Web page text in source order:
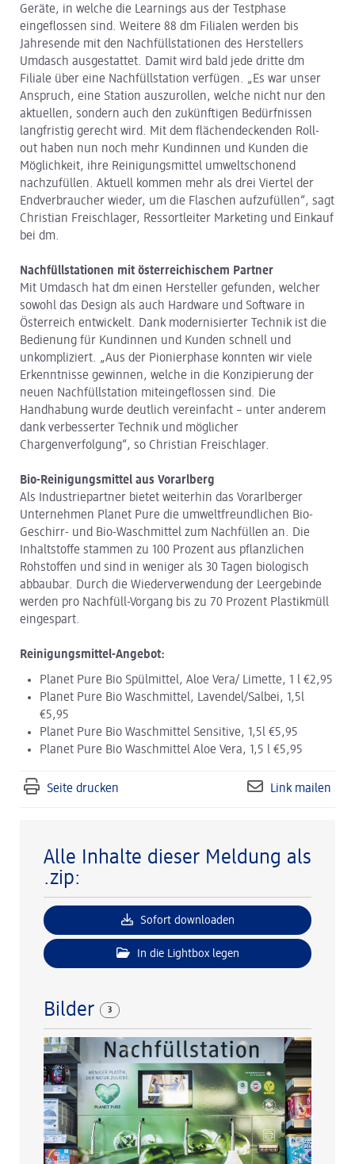
Geräte, in welche die Learnings aus der Testphase
eingeflossen sind. Weitere 88 dm Filialen werden bis
Jahresende mit den Nachfüllstationen des Herstellers
Umdasch ausgestattet. Damit wird bald jede dritte dm
Filiale über eine Nachfüllstation verfügen. „Es war unser
Anspruch, eine Station auszurollen, welche nicht nur den
aktuellen, sondern auch den zukünftigen Bedürfnissen
langfristig gerecht wird. Mit dem flächendeckenden Roll-
out haben nun noch mehr Kundinnen und Kunden die
Möglichkeit, ihre Reinigungsmittel umweltschonend
nachzufüllen. Aktuell kommen mehr als drei Viertel der
Endverbraucher wieder, um die Flaschen aufzufüllen“, sagt
Christian Freischlager, Ressortleiter Marketing und Einkauf
bei dm.
Nachfüllstationen mit österreichischem Partner
Mit Umdasch hat dm einen Hersteller gefunden, welcher
sowohl das Design als auch Hardware und Software in
Österreich entwickelt. Dank modernisierter Technik ist die
Bedienung für Kundinnen und Kunden schnell und
unkompliziert. „Aus der Pionierphase konnten wir viele
Erkenntnisse gewinnen, welche in die Konzipierung der
neuen Nachfüllstation miteingeflossen sind. Die
Handhabung wurde deutlich vereinfacht – unter anderem
dank verbesserter Technik und möglicher
Chargenverfolgung“, so Christian Freischlager.
Bio-Reinigungsmittel aus Vorarlberg
Als Industriepartner bietet weiterhin das Vorarlberger
Unternehmen Planet Pure die umweltfreundlichen Bio-
Geschirr- und Bio-Waschmittel zum Nachfüllen an. Die
Inhaltstoffe stammen zu 100 Prozent aus pflanzlichen
Rohstoffen und sind in weniger als 30 Tagen biologisch
abbaubar. Durch die Wiederverwendung der Leergebinde
werden pro Nachfüll-Vorgang bis zu 70 Prozent Plastikmüll
eingespart.
Reinigungsmittel-Angebot:
Planet Pure Bio Spülmittel, Aloe Vera/ Limette, 1 l €2,95
Planet Pure Bio Waschmittel, Lavendel/Salbei, 1,5l
€5,95
Planet Pure Bio Waschmittel Sensitive, 1,5l €5,95
Planet Pure Bio Waschmittel Aloe Vera, 1,5 l €5,95
Seite drucken Link mailen
Alle Inhalte dieser Meldung als
.zip:
Sofort downloaden
In die Lightbox legen
Bilder 3